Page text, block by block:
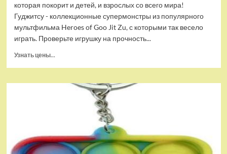
которая покорит и детей, и взрослых со всего мира!
Гуджитсу - коллекционные супермонстры из популярного
мультфильма Heroes of Goo Jit Zu, с которыми так весело
играть. Проверьте игрушку на прочность...
Узнать цены...
Тянущаяся
Паук
Водная